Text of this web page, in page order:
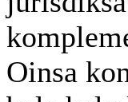
Oinsa